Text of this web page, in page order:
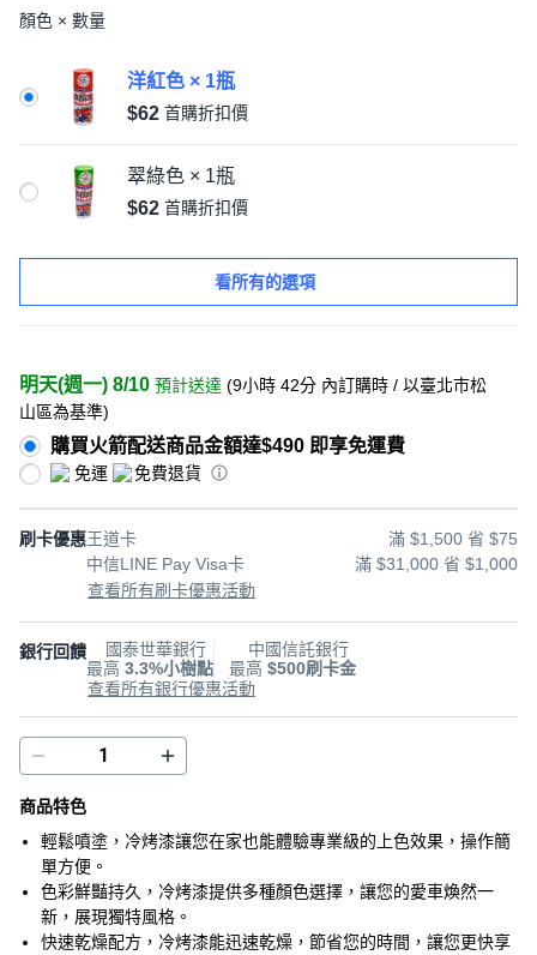
顏色 × 數量
洋紅色 × 1瓶
$62 首購折扣價
翠綠色 × 1瓶
$62 首購折扣價
看所有的選項
明天(週一) 8/10 預計送達 (9小時 42分 內訂購時 / 以臺北市松
山區為基準)
購買火箭配送商品金額達$490 即享免運費
免運 免費退貨
刷卡優惠王道卡
滿 $1,500 省 $75
中信LINE Pay Visa卡
滿 $31,000 省 $1,000
查看所有刷卡優惠活動
銀行回饋
國泰世華銀行
最高 3.3%小樹點
中國信託銀行
最高 $500刷卡金
查看所有銀行優惠活動
商品特色
輕鬆噴塗，冷烤漆讓您在家也能體驗專業級的上色效果，操作簡
單方便。
色彩鮮豔持久，冷烤漆提供多種顏色選擇，讓您的愛車煥然一
新，展現獨特風格。
快速乾燥配方，冷烤漆能迅速乾燥，節省您的時間，讓您更快享